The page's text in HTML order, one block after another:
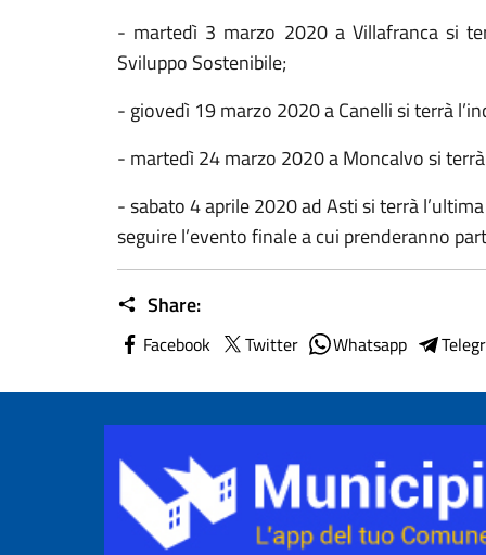
- martedì 3 marzo 2020a Villafranca si
Sviluppo Sostenibile;
- giovedì 19 marzo 2020a Canelli si terrà
- martedì24 marzo 2020a Moncalvo si
- sabato4 aprile 2020ad Asti si terrà
seguire l’evento finale a cui prenderanno
Share:
Facebook Twitter Whatsapp